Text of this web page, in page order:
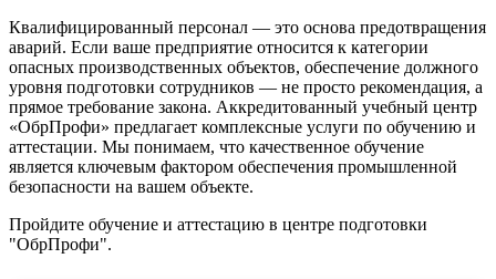
Квалифицированный персонал — это основа предотвращения
аварий. Если ваше предприятие относится к категории
опасных производственных объектов, обеспечение должного
уровня подготовки сотрудников — не просто рекомендация, а
прямое требование закона. Аккредитованный учебный центр
«ОбрПрофи» предлагает комплексные услуги по обучению и
аттестации. Мы понимаем, что качественное обучение
является ключевым фактором обеспечения промышленной
безопасности на вашем объекте.
Пройдите обучение и аттестацию в центре подготовки
"ОбрПрофи".